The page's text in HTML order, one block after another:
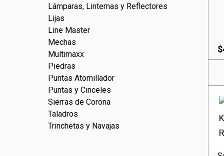
$
Lámparas, Linternas y Reflectores
Lijas
Line Master
Mechas
Multimaxx
Piedras
Puntas Atornillador
Puntas y Cinceles
Sierras de Corona
Taladros
Trinchetas y Navajas